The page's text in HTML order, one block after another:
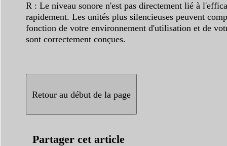
R : Le niveau sonore n'est pas directement lié à
rapidement. Les unités plus silencieuses peuvent
fonction de votre environnement d'utilisation et de
sont correctement conçues.
Retour au début de la page
Partager cet article